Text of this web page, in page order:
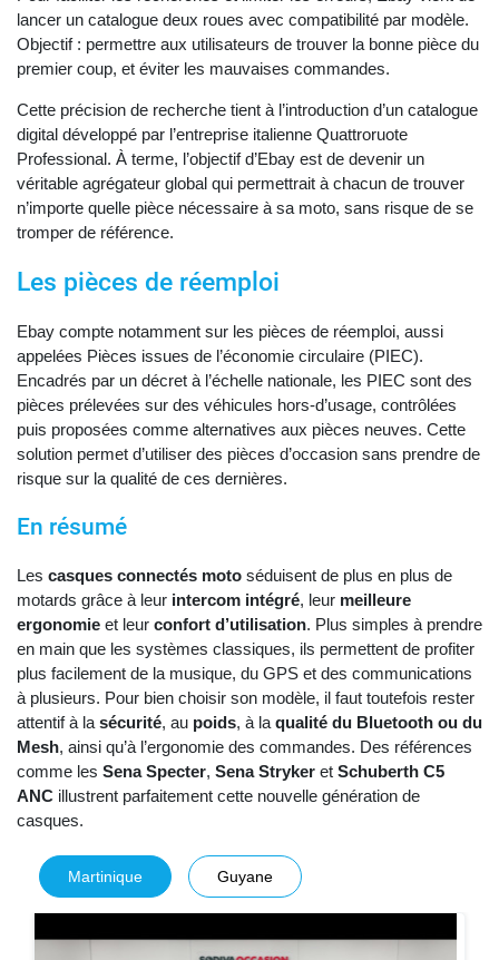
lancer un catalogue deux roues avec compatibilité par modèle.
Objectif : permettre aux utilisateurs de trouver la bonne pièce du
premier coup, et éviter les mauvaises commandes.
Cette précision de recherche tient à l’introduction d’un catalogue
digital développé par l’entreprise italienne Quattroruote
Professional. À terme, l’objectif d’Ebay est de devenir un
véritable agrégateur global qui permettrait à chacun de trouver
n’importe quelle pièce nécessaire à sa moto, sans risque de se
tromper de référence.
Les pièces de réemploi
Ebay compte notamment sur les pièces de réemploi, aussi
appelées Pièces issues de l’économie circulaire (PIEC).
Encadrés par un décret à l’échelle nationale, les PIEC sont des
pièces prélevées sur des véhicules hors-d’usage, contrôlées
puis proposées comme alternatives aux pièces neuves. Cette
solution permet d’utiliser des pièces d’occasion sans prendre de
risque sur la qualité de ces dernières.
En résumé
Les casques connectés moto séduisent de plus en plus de
motards grâce à leur intercom intégré, leur meilleure
ergonomie et leur confort d’utilisation. Plus simples à prendre
en main que les systèmes classiques, ils permettent de profiter
plus facilement de la musique, du GPS et des communications
à plusieurs. Pour bien choisir son modèle, il faut toutefois rester
attentif à lasécurité, au poids, à laqualité du Bluetooth ou du
Mesh, ainsi qu’à l’ergonomie des commandes. Des références
comme les Sena Specter, Sena Stryker et Schuberth C5
ANC illustrent parfaitement cette nouvelle génération de
casques.
Martinique Guyane